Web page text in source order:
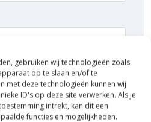
gebruiken wij technologieën zoals
op te slaan en/of te
met deze technologieën kunnen wij
ID's op deze site verwerken. Als je
intrekt, kan dit een
functies en mogelijkheden.